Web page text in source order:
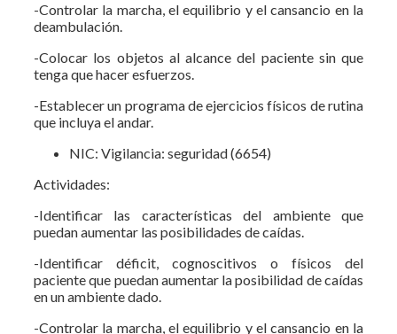
-Controlar la marcha, el equilibrio y el cansancio en la
deambulación.
-Colocar los objetos al alcance del paciente sin que
tenga que hacer esfuerzos.
-Establecer un programa de ejercicios físicos de rutina
que incluya el andar.
NIC: Vigilancia: seguridad (6654)
Actividades:
-Identificar las características del ambiente que
puedan aumentar las posibilidades de caídas.
-Identificar déficit, cognoscitivos o físicos del
paciente que puedan aumentar la posibilidad de caídas
en un ambiente dado.
-Controlar la marcha, el equilibrio y el cansancio en la